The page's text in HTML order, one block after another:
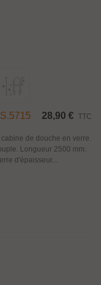
28,90 € TTC
de douche en verre.
Longueur 2500 mm.
d'épaisseur...